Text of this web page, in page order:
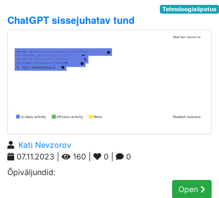
Tehnoloogiaõpetus
ChatGPT sissejuhatav tund
Kati Nevzorov
07.11.2023 |
160 | 0 |
0
Õpiväljundid:
Open